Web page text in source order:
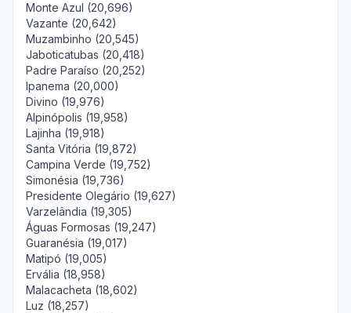
Monte Azul (20,696)
Vazante (20,642)
Muzambinho (20,545)
Jaboticatubas (20,418)
Padre Paraíso (20,252)
Ipanema (20,000)
Divino (19,976)
Alpinópolis (19,958)
Lajinha (19,918)
Santa Vitória (19,872)
Campina Verde (19,752)
Simonésia (19,736)
Presidente Olegário (19,627)
Varzelândia (19,305)
Águas Formosas (19,247)
Guaranésia (19,017)
Matipó (19,005)
Ervália (18,958)
Malacacheta (18,602)
Luz (18,257)